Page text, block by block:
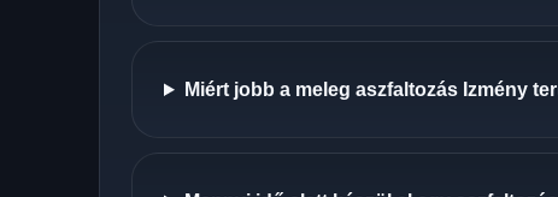
Miért jobb a meleg aszfaltozás Izmény